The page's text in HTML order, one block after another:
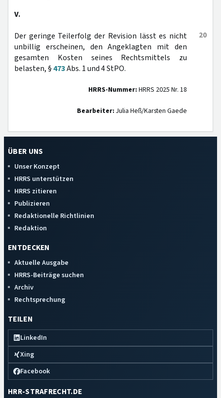
V.
20
Der geringe Teilerfolg der Revision lässt es nicht
unbillig erscheinen, den Angeklagten mit den
gesamten Kosten seines Rechtsmittels zu
belasten, §473Abs. 1 und 4 StPO.
HRRS-Nummer: HRRS 2025 Nr. 18
Bearbeiter: Julia Heß/Karsten Gaede
ÜBER UNS
Unser Konzept
HRRS unterstützen
HRRS zitieren
Publizieren
Redaktionelle Richtlinien
Redaktion
ENTDECKEN
Aktuelle Ausgabe
HRRS-Beiträge suchen
Archiv
Rechtsprechung
TEILEN
LinkedIn
Xing
Facebook
HRR-STRAFRECHT.DE